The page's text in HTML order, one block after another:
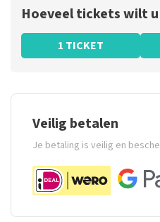
Hoeveel tickets wilt
1 TICKET
Veilig betalen
Je betaling is veilig en